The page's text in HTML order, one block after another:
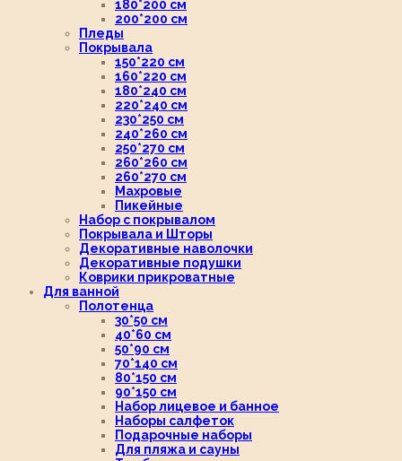
180*200 см
200*200 см
Пледы
Покрывала
150*220 см
160*220 см
180*240 см
220*240 см
230*250 см
240*260 см
250*270 см
260*260 см
260*270 см
Махровые
Пикейные
Набор с покрывалом
Покрывала и Шторы
Декоративные наволочки
Декоративные подушки
Коврики прикроватные
Для ванной
Полотенца
30*50 см
40*60 см
50*90 см
70*140 см
80*150 см
90*150 см
Набор лицевое и банное
Наборы салфеток
Подарочные наборы
Для пляжа и сауны